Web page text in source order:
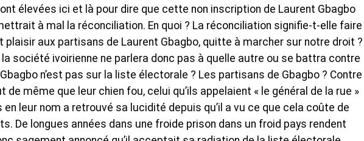
élevées ici et là pour dire que cette non inscription de Laurent Gbagbo
à mal la réconciliation. En quoi ? La réconciliation signifie-t-elle faire
aux partisans de Laurent Gbagbo, quitte à marcher sur notre droit ?
société ivoirienne ne parlera donc pas à quelle autre ou se battra contre
n’est pas sur la liste électorale ? Les partisans de Gbagbo ? Contre
de même que leur chien fou, celui qu’ils appelaient « le général de la rue »
leur nom a retrouvé sa lucidité depuis qu’il a vu ce que cela coûte de
De longues années dans une froide prison dans un froid pays rendent